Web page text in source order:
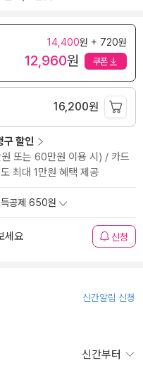
14,400원 + 720원
12,960원 쿠폰
16,200원
구 할인
또는 60만원 이용 시) / 카드
최대 1만원 혜택 제공
공제 650원
세요 신청
신간알림 신청
신간부터